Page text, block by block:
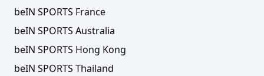
beIN SPORTS France
beIN SPORTS Australia
beIN SPORTS Hong Kong
beIN SPORTS Thailand